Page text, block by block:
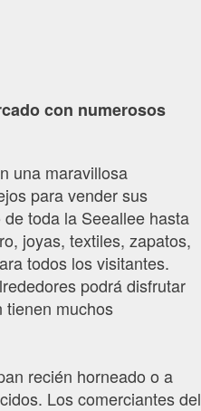
con numerosos
una maravillosa
para vender sus
toda la Seeallee hasta
joyas, textiles, zapatos,
todos los visitantes.
podrá disfrutar
tienen muchos
recién horneado o a
Los comerciantes del